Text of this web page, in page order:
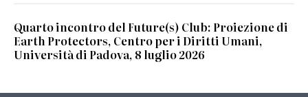
Quarto incontro del Future(s) Club: Proiezione di
Earth Protectors, Centro per i Diritti Umani,
Università di Padova, 8 luglio 2026